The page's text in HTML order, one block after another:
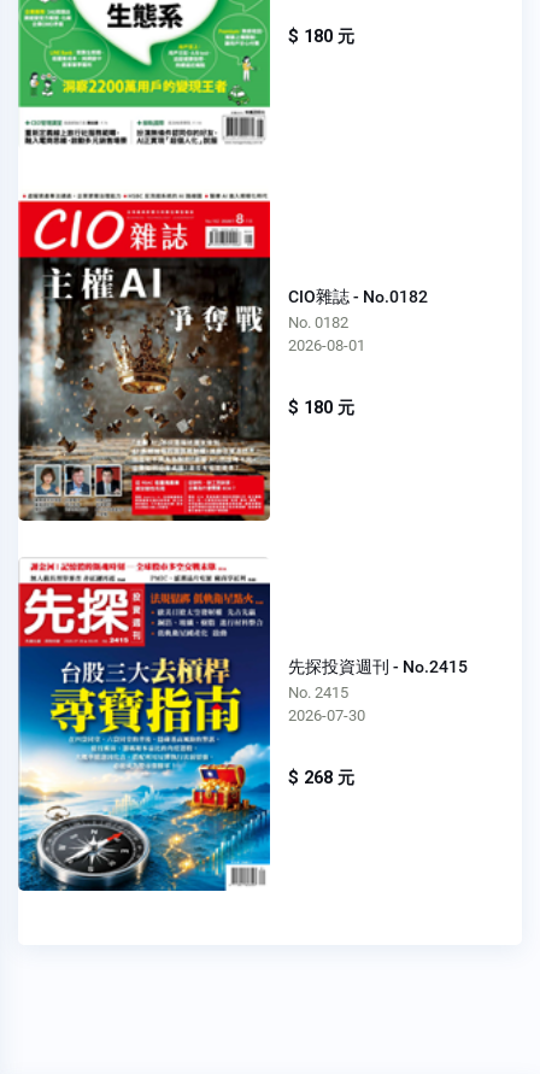
$ 180 元
CIO雜誌 - No.0182
No. 0182
2026-08-01
$ 180 元
先探投資週刊 - No.2415
No. 2415
2026-07-30
$ 268 元